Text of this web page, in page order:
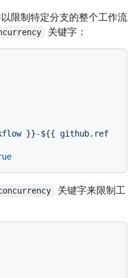
限制特定分支的整个工作流
关键字：
}}-${{ github.ref
关键字来限制工